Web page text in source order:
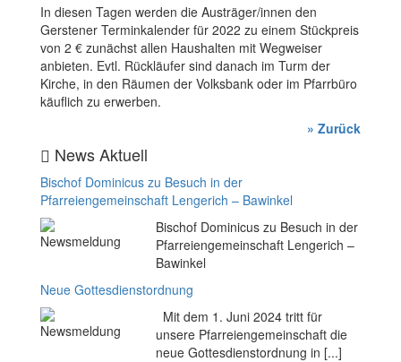
In diesen Tagen werden die Austräger/innen den
Gerstener Terminkalender für 2022 zu einem Stückpreis
von 2 € zunächst allen Haushalten mit Wegweiser
anbieten. Evtl. Rückläufer sind danach im Turm der
Kirche, in den Räumen der Volksbank oder im Pfarrbüro
käuflich zu erwerben.
» Zurück
News Aktuell
Bischof Dominicus zu Besuch in der
Pfarreiengemeinschaft Lengerich – Bawinkel
Bischof Dominicus zu Besuch in der
Pfarreiengemeinschaft Lengerich –
Bawinkel
Neue Gottesdienstordnung
Mit dem 1. Juni 2024 tritt für
unsere Pfarreiengemeinschaft die
neue Gottesdienstordnung in [...]